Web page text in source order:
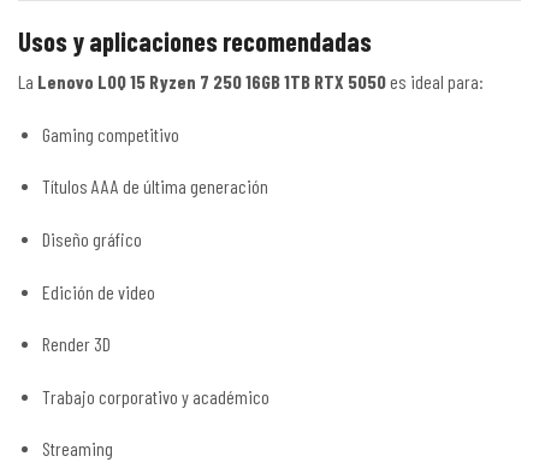
Usos y aplicaciones recomendadas
La Lenovo LOQ 15 Ryzen 7 250 16GB 1TB RTX 5050es ideal para:
Gaming competitivo
Títulos AAA de última generación
Diseño gráfico
Edición de video
Render 3D
Trabajo corporativo y académico
Streaming